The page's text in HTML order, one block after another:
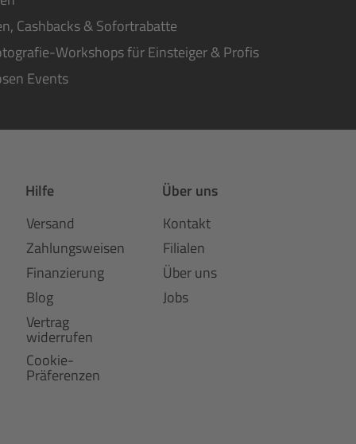
Cashbacks & Sofortrabatte
Workshops für Einsteiger & Profis
Events
Hilfe
Versand
Zahlungsweisen
Finanzierung
Blog
Vertrag
widerrufen
Cookie-
Präferenzen
Über uns
Kontakt
Filialen
Über uns
Jobs